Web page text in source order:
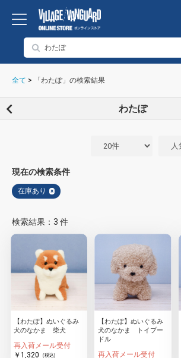
全て > 「わたぽ」の検索結果
わたぽ
現在の検索条件
在庫あり ×
検索結果：3 件
【わたぽ】ぬいぐるみ
犬のなかま 柴犬
再入荷メール受付
￥1,320
(税込)
【わたぽ】ぬいぐるみ
犬のなかま トイプー
ドル
再入荷メール受付